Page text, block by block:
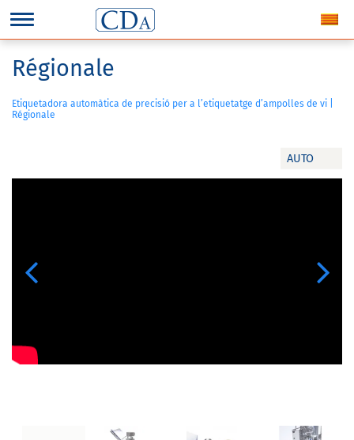
AUTO
Previous Next
Régionale
Etiquetadora automàtica de precisió per a l’etiquetatge d’ampolles de vi |
Régionale